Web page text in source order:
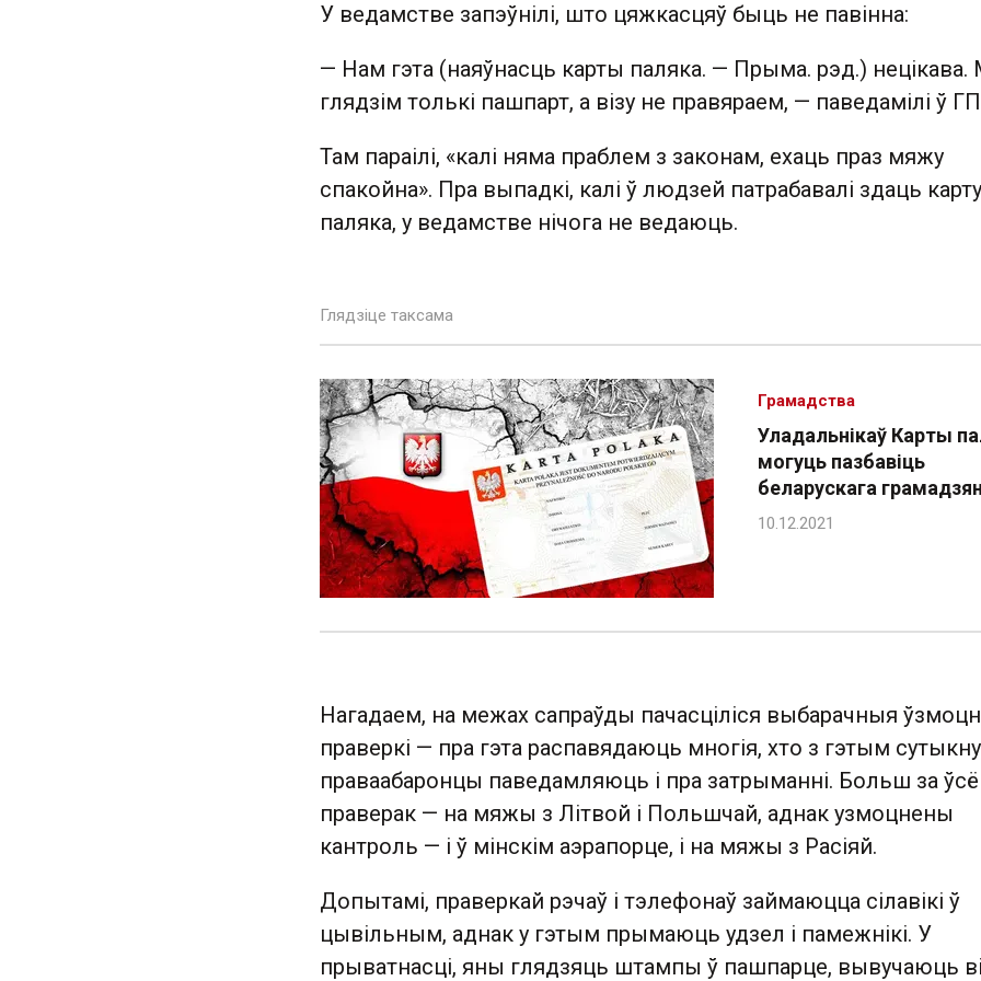
У ведамстве запэўнілі, што цяжкасцяў быць не павінна:
— Нам гэта (наяўнасць карты паляка. — Прыма. рэд.)
глядзім толькі пашпарт, а візу не правяраем, — паведамілі ў
Там параілі, «калі няма праблем з законам, ехаць праз мяжу
спакойна». Пра выпадкі, калі ў людзей патрабавалі здаць карту
паляка, у ведамстве нічога не ведаюць.
Глядзіце таксама
Уладальнікаў Карты
могуць пазбавіць
беларускага
Грамадства
Нагадаем, на межах сапраўды пачасціліся выбарачныя
праверкі — пра гэта распавядаюць многія, хто з гэтым
праваабаронцы паведамляюць і пра затрыманні. Больш за ўсё
праверак — на мяжы з Літвой і Польшчай, аднак узмоцнены
кантроль — і ў мінскім аэрапорце, і на мяжы з Расіяй.
Допытамі, праверкай рэчаў і тэлефонаў займаюцца сілавікі ў
цывільным, аднак у гэтым прымаюць удзел і памежнікі. У
прыватнасці, яны глядзяць штампы ў пашпарце, вывучаюць